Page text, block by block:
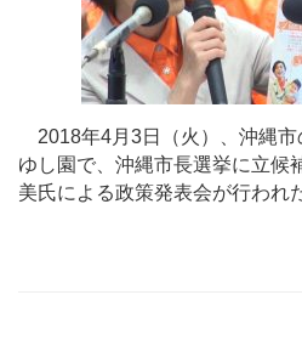
2018年4月3日（火）、沖縄市
ゆし園で、沖縄市長選挙に立候
美氏による政策発表会が行われ